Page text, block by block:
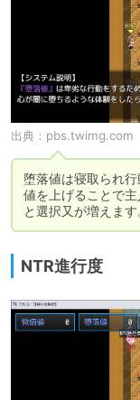
出典： pbs.twimg.com
堕落値は寝取られ
値を上げることで
と選択又が増えます
NTR進行度